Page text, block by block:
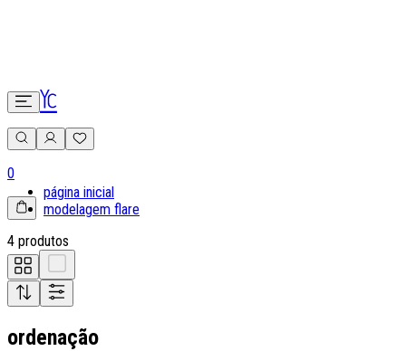
0
página inicial
modelagem flare
4 produtos
ordenação